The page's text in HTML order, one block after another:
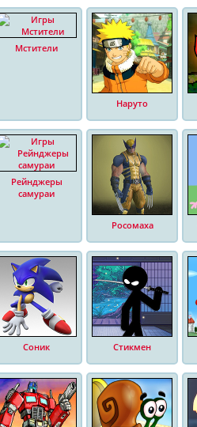
Мстители
Наруто
Рейнджеры
самураи
Росомаха
Соник Стикмен